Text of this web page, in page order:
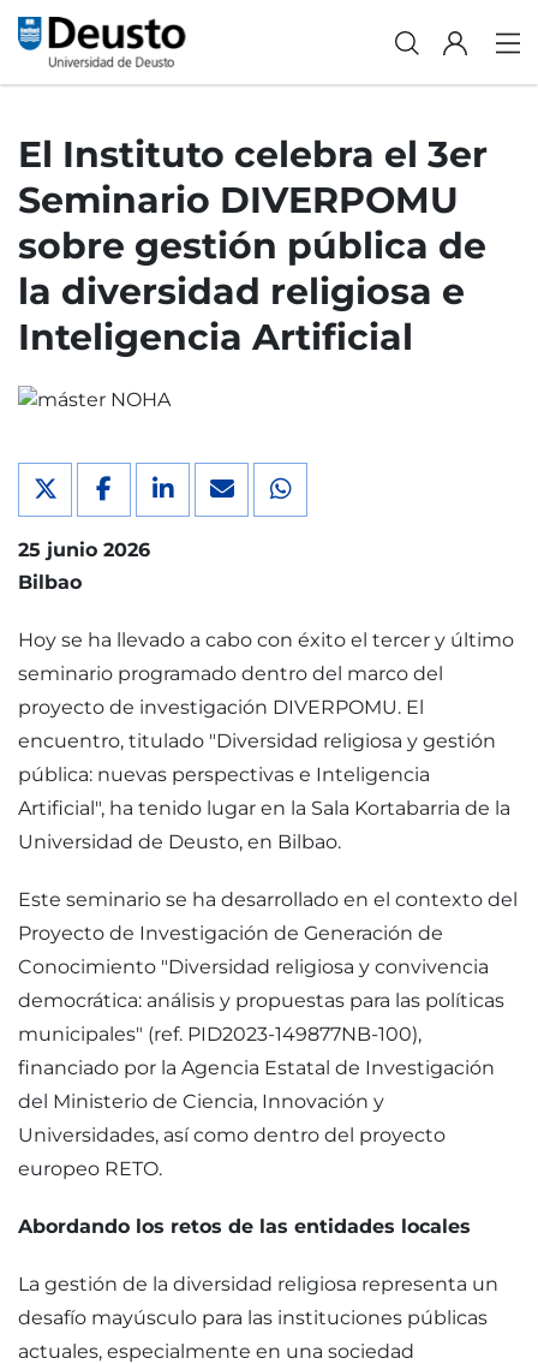
El Instituto celebra el 3er
Seminario DIVERPOMU
sobre gestión pública de
la diversidad religiosa e
Inteligencia Artificial
25 junio 2026
Bilbao
Hoy se ha llevado a cabo con éxito el tercer y último
seminario programado dentro del marco del
proyecto de investigación DIVERPOMU. El
encuentro, titulado "Diversidad religiosa y gestión
pública: nuevas perspectivas e Inteligencia
Artificial", ha tenido lugar en la Sala Kortabarria de la
Universidad de Deusto, en Bilbao.
Este seminario se ha desarrollado en el contexto del
Proyecto de Investigación de Generación de
Conocimiento "Diversidad religiosa y convivencia
democrática: análisis y propuestas para las políticas
municipales" (ref. PID2023-149877NB-100),
financiado por la Agencia Estatal de Investigación
del Ministerio de Ciencia, Innovación y
Universidades, así como dentro del proyecto
europeo RETO.
Abordando los retos de las entidades locales
La gestión de la diversidad religiosa representa un
desafío mayúsculo para las instituciones públicas
actuales, especialmente en una sociedad